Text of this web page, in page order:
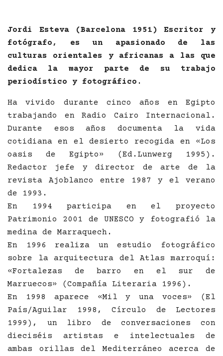
Jordi Esteva (Barcelona 1951) Escritor y
fotógrafo, es un apasionado de las
culturas orientales y africanas a las que
dedica la mayor parte de su trabajo
periodístico y fotográfico.
Ha vivido durante cinco años en Egipto
trabajando en Radio Cairo Internacional.
Durante esos años documenta la vida
cotidiana en el desierto recogida en «Los
oasis de Egipto» (Ed.Lunwerg 1995).
Redactor jefe y director de arte de la
revista Ajoblanco entre 1987 y el verano
de 1993.
En 1994 participa en el proyecto
Patrimonio 2001 de UNESCO y fotografió la
medina de Marraquech.
En 1996 realiza un estudio fotográfico
sobre la arquitectura del Atlas marroquí:
«Fortalezas de barro en el sur de
Marruecos» (Compañía Literaria 1996).
En 1998 aparece «Mil y una voces» (El
País/Aguilar 1998, Círculo de Lectores
1999), un libro de conversaciones con
dieciséis artistas e intelectuales de
ambas orillas del Mediterráneo acerca de